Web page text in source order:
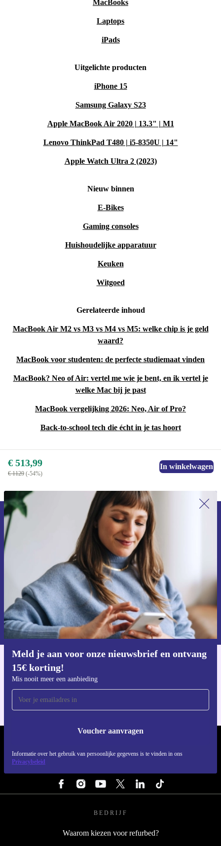
MacBooks
Laptops
iPads
Uitgelichte producten
iPhone 15
Samsung Galaxy S23
Apple MacBook Air 2020 | 13.3" | M1
Lenovo ThinkPad T480 | i5-8350U | 14"
Apple Watch Ultra 2 (2023)
Nieuw binnen
E-Bikes
Gaming consoles
Huishoudelijke apparatuur
Keuken
Witgoed
Gerelateerde inhoud
MacBook Air M2 vs M3 vs M4 vs M5: welke chip is je geld
waard?
MacBook voor studenten: de perfecte studiemaat vinden
MacBook? Neo of Air: vertel me wie je bent, en ik vertel je
welke Mac bij je past
MacBook vergelijking 2026: Neo, Air of Pro?
Back-to-school tech die écht in je tas hoort
€ 513,99
€ 1129 (-54%)
In winkelwagen
Meld je aan voor onze nieuwsbrief en ontvang
15€ korting!
Mis nooit meer een aanbieding
Voucher aanvragen
Informatie over het gebruik van persoonlijke gegevens is te vinden in ons
Privacybeleid
Meld je aan voor onze nieuwsbrief en
ontvang €15 korting!
Mis nooit meer een aanbieding.
Voucher aanvragen
Informatie over het gebruik van persoonsgegevens vind je in ons
privacybeleid.
Voor iOS en Android
BEDRIJF
Waarom kiezen voor refurbed?